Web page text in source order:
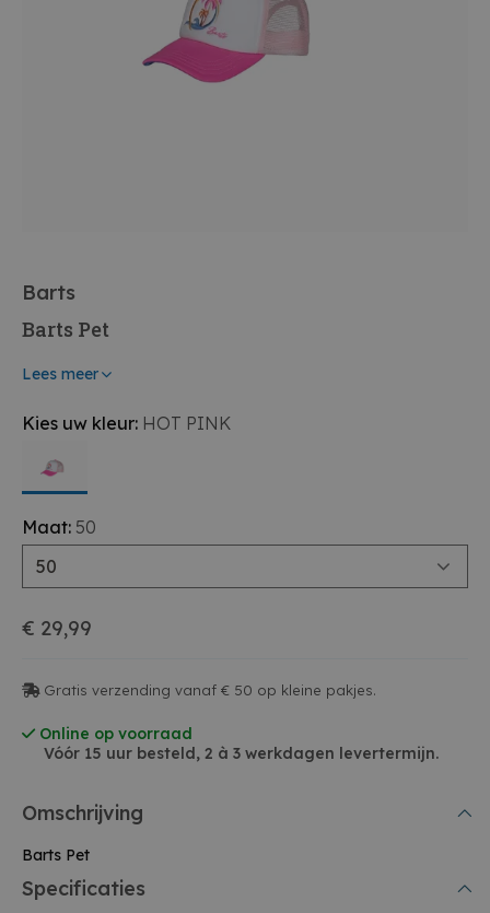
Barts
Barts Pet
Lees meer
Kies uw kleur: HOT PINK
Maat: 50
50
€ 29,99
Gratis verzending vanaf € 50 op kleine pakjes.
Online op voorraad
Vóór 15 uur besteld, 2 à 3 werkdagen levertermijn.
Omschrijving
Barts Pet
Specificaties